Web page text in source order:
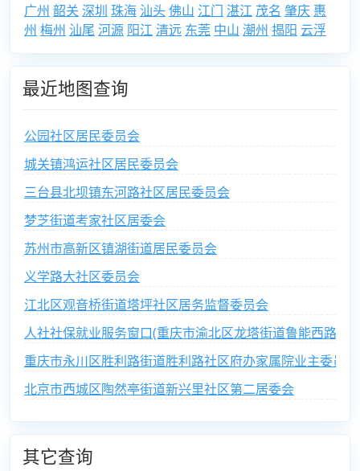
广州 韶关 深圳 珠海 汕头佛山 江门 湛江 茂名 肇庆 惠
州 梅州 汕尾 河源 阳江 清远 东莞 中山 潮州 揭阳 云浮
最近地图查询
公园社区居民委员会
城关镇鸿运社区居民委员会
三台县北坝镇东河路社区居民委员会
梦芝街道考家社区居委会
苏州市高新区镇湖街道居民委员会
义学路大社区委员会
江北区观音桥街道塔坪社区居务监督委员会
人社社保就业服务窗口(重庆市渝北区龙塔街道鲁能西路社
重庆市永川区胜利路街道胜利路社区府办家属院业主委员会
北京市西城区陶然亭街道新兴里社区第二居委会
其它查询